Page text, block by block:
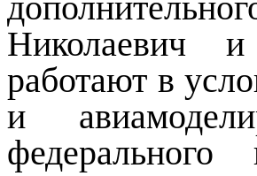
Николаевич
работают в
и